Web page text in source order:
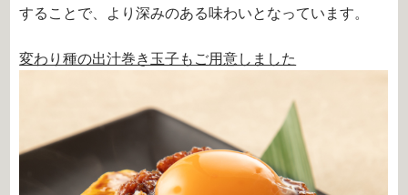
することで、より深みのある味わいとなっています。
変わり種の出汁巻き玉子もご用意しました